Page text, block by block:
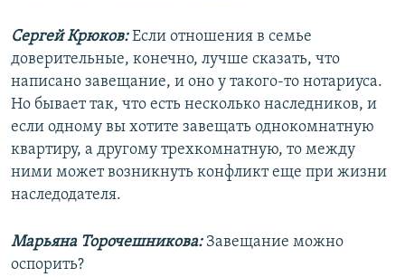
Сергей Крюков:Если отношения в семье
доверительные, конечно, лучше сказать, что
написано завещание, и оно у такого-то нотариуса.
Но бывает так, что есть несколько наследников, и
если одному вы хотите завещать однокомнатную
квартиру, а другому трехкомнатную, то между
ними может возникнуть конфликт еще при жизни
наследодателя.
Марьяна Торочешникова: Завещание можно
оспорить?